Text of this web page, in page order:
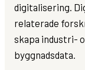
digitalisering.
relaterade
skapa industri-
byggnadsdata.